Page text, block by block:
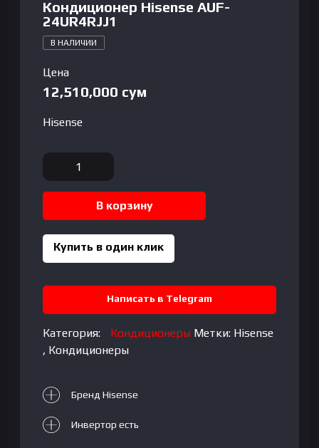
Кондиционер Hisense AUF-
24UR4RJJ1
В НАЛИЧИИ
Цена
12,510,000 сум
Hisense
Количество
товара
Кондиционер
24UR4RJJ1
В корзину
Купить в один клик
Написать в Telegram
Категория: Кондиционеры Метки: Hisense
, Кондиционеры
Бренд Hisense
Инвертор есть